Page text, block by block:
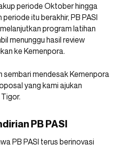
periode Oktober hingga
itu berakhir, PB PASI
program latihan
menunggu hasil review
ke Kemenpora.
sembari mendesak Kemenpora
yang kami ajukan
PB PASI
PB PASI terus berinovasi